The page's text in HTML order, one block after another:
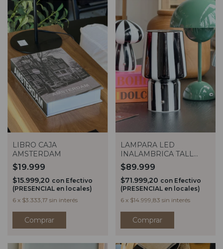
LIBRO CAJA
AMSTERDAM
$19.999
$15.999,20 con Efectivo
(PRESENCIAL en locales)
6 x $3.333,17 sin interés
LAMPARA LED
INALAMBRICA TALL
STRIPES NEGRO
$89.999
$71.999,20 con Efectivo
(PRESENCIAL en locales)
6 x $14.999,83 sin interés